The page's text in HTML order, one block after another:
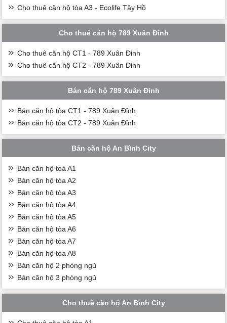
Cho thuê căn hộ tòa A3 - Ecolife Tây Hồ
Cho thuê căn hộ 789 Xuân Đỉnh
Cho thuê căn hộ CT1 - 789 Xuân Đỉnh
Cho thuê căn hộ CT2 - 789 Xuân Đỉnh
Bán căn hộ 789 Xuân Đỉnh
Bán căn hộ tòa CT1 - 789 Xuân Đỉnh
Bán căn hộ tòa CT2 - 789 Xuân Đỉnh
Bán căn hộ An Bình City
Bán căn hộ toà A1
Bán căn hộ tòa A2
Bán căn hộ tòa A3
Bán căn hộ tòa A4
Bán căn hộ tòa A5
Bán căn hộ tòa A6
Bán căn hộ tòa A7
Bán căn hộ tòa A8
Bán căn hộ 2 phòng ngủ
Bán căn hộ 3 phòng ngủ
Cho thuê căn hộ An Bình City